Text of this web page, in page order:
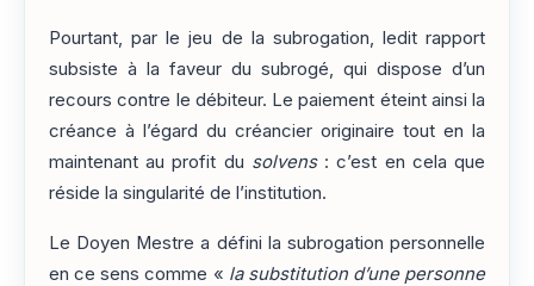
Pourtant, par le jeu de la subrogation, ledit rapport
subsiste à la faveur du subrogé, qui dispose d’un
recours contre le débiteur. Le paiement éteint ainsi la
créance à l’égard du créancier originaire tout en la
maintenant au profit du solvens: c’est en cela que
réside la singularité de l’institution.
Le Doyen Mestre a défini la subrogation personnelle
en ce sens comme « la substitution d’une personne